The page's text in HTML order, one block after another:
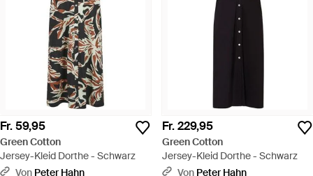
Fr. 59,95
Green Cotton
Jersey-Kleid Dorthe - Schwarz
Von Peter Hahn
Fr. 229,95
Green Cotton
Jersey-Kleid Dorthe - Schwarz
Von Peter Hahn